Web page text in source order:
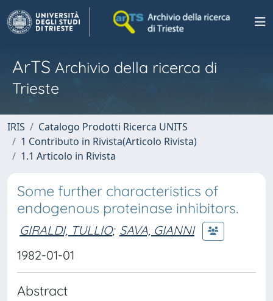
ArTS Archivio della ricerca di
Trieste
IRIS
Catalogo Prodotti Ricerca UNITS
1 Contributo in Rivista(Articolo Rivista)
1.1 Articolo in Rivista
Some further characteristics of
endogenous proteinase inhibitors.
GIRALDI, TULLIO; SAVA, GIANNI
1982-01-01
Abstract